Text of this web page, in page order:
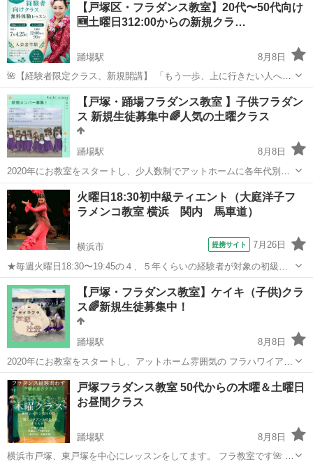
【戸塚区・フラダンス教室】20代〜50代向け
🆕土曜日312:00からの新規クラ…
踊場駅
8月8日
🌺【経験者限定クラス、新規開講】 「もう一歩、上に行きたい人へ」
・なんとなく踊るのは卒業したい ・基礎を見直して、もっと綺麗に魅
せたい ・“ちゃんと踊れる人”になりたい そんな20代〜50代の方のため
のクラスです。 ...
神奈川 横浜市 踊場駅 フラダンス フラ
【戸塚・踊場フラダンス教室 】子供フラダン
ス 新規生徒募集中🌈人気の土曜クラス
踊場駅
8月8日
2020年にお教室をスタートし、少人数制でアットホームに各年代別の
クラスでレッスンしています。 ハワイ・カウアイ島のクム（フラの師
範）の伝統的な教えをしっかり伝え指導しております。 子供クラスも
幼児と小学生と年齢経験により...
神奈川 横浜市 踊場駅 フラダンス クラス
火曜日18:30初中級ティエント（大庭洋子フ
ラメンコ教室 横浜 関内 馬車道）
横浜市 提携サイト 7月26日
★毎週火曜日18:30〜19:45の４、５年くらいの経験者が対象の初級ク
ラスです。 体験（￥3,000）を受け付けていますので、ご希望の方は
ぜひお越しください！ ティエントを踊っていく中で、腕、足、マルカ
ヘなどの基礎として重...
神奈川 横浜市 フラメンコ
【戸塚・フラダンス教室】ケイキ（子供)クラ
ス🌈新規生徒募集中！
踊場駅
8月8日
2020年にお教室をスタートし、アットホーム雰囲気の フラハワイアン
教室です。 少人数制で、ゆっくりじっくりレッスンしてます。 カウア
イ島のクム（師範）の伝統的な教えをしっかり伝えて指導しておりま
す。 🆕新規生徒募集中✨ ...
神奈川 横浜市 踊場駅 ダンス 夏休み
戸塚フラダンス教室 50代からの木曜＆土曜日
お昼間クラス
踊場駅
8月8日
横浜市戸塚、東戸塚を中心にレッスンをしてます。 フラ教室です🌺 踊